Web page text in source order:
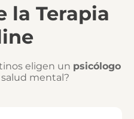
la Terapia
eligen un psicólogo
mental?